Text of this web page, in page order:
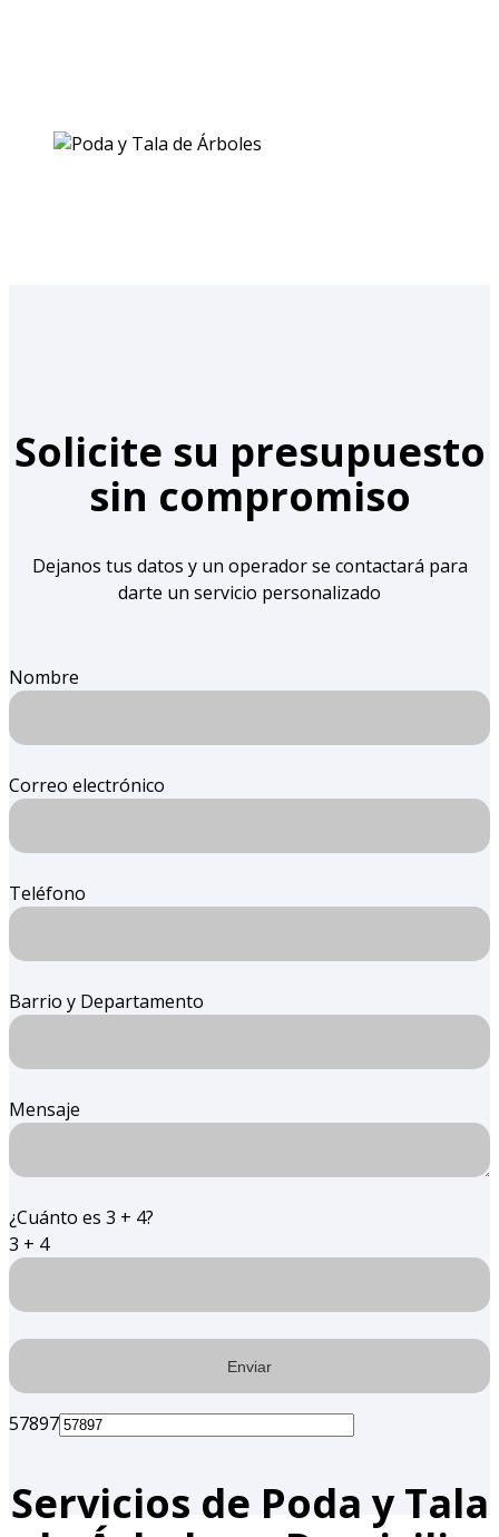
Solicite su presupuesto
sin compromiso
Dejanos tus datos y un operador se contactará para
darte un servicio personalizado
Nombre
Correo electrónico
Teléfono
Barrio y Departamento
Mensaje
¿Cuánto es 3 + 4?
3 + 4
57897
Servicios de Poda y Tala